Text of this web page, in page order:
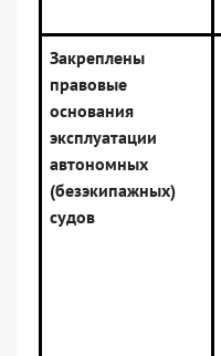
Закреплены
правовые
основания
эксплуатации
автономных
(безэкипажных)
судов